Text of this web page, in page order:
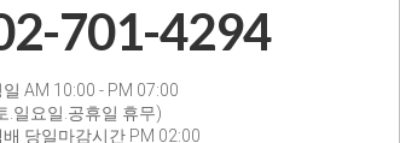
701-4294
AM 10:00 - PM 07:00
.일요일.공휴일 휴무)
배 당일마감시간 PM 02:00